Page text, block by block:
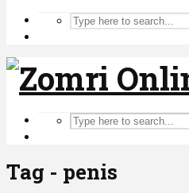
Tag - penis